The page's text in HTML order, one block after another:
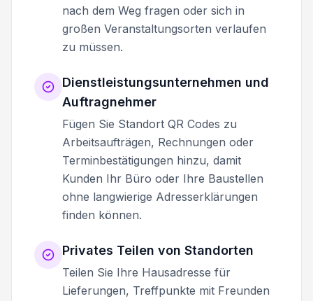
nach dem Weg fragen oder sich in
großen Veranstaltungsorten verlaufen
zu müssen.
Dienstleistungsunternehmen und
Auftragnehmer
Fügen Sie Standort QR Codes zu
Arbeitsaufträgen, Rechnungen oder
Terminbestätigungen hinzu, damit
Kunden Ihr Büro oder Ihre Baustellen
ohne langwierige Adresserklärungen
finden können.
Privates Teilen von Standorten
Teilen Sie Ihre Hausadresse für
Lieferungen, Treffpunkte mit Freunden